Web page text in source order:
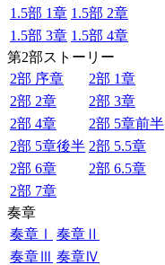
1.5部 1章 1.5部 2章
1.5部 3章 1.5部 4章
第2部ストーリー
2部 序章
2部 1章
2部 2章
2部 3章
2部 4章
2部 5章前半
2部 5章後半 2部 5.5章
2部 6章
2部 6.5章
2部 7章
奏章
奏章Ⅰ
奏章Ⅱ
奏章Ⅲ 奏章Ⅳ